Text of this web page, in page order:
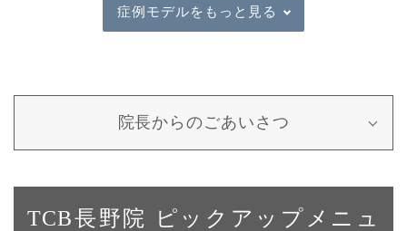
症例モデルをもっと見る
院長からのごあいさつ
TCB長野院 ピックアップメニュ